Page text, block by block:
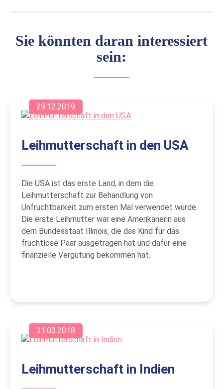
Sie könnten daran interessiert
sein:
29.12.2019
Leihmutterschaft in den USA
Die USA ist das erste Land, in dem die
Leihmutterschaft zur Behandlung von
Unfruchtbarkeit zum ersten Mal verwendet wurde.
Die erste Leihmutter war eine Amerikanerin aus
dem Bundesstaat Illinois, die das Kind für das
fruchtlose Paar ausgetragen hat und dafür eine
finanzielle Vergütung bekommen hat.
31.03.2018
Leihmutterschaft in Indien